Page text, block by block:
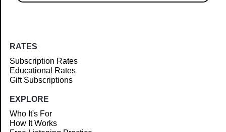
RATES
Subscription Rates
Educational Rates
Gift Subscriptions
EXPLORE
Who It's For
How It Works